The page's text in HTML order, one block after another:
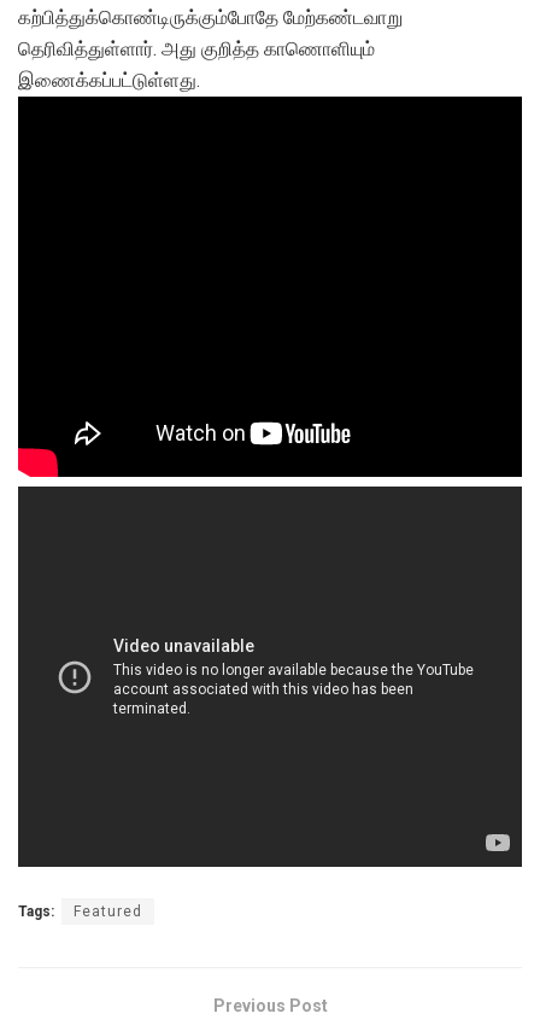
கற்பித்துக்கொண்டிருக்கும்போதே மேற்கண்டவாறு
தெரிவித்துள்ளார். அது குறித்த காணொளியும்
இணைக்கப்பட்டுள்ளது.
Tags: Featured
Previous Post